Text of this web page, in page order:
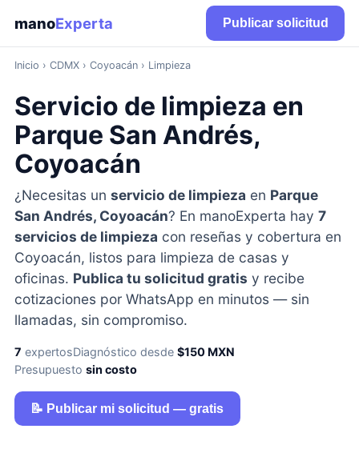
manoExperta Publicar solicitud
Inicio › CDMX› Coyoacán › Limpieza
Servicio de limpieza en
Parque San Andrés,
Coyoacán
¿Necesitas un servicio de limpieza en Parque
San Andrés, Coyoacán? En manoExperta hay 7
servicios de limpieza con reseñas y cobertura en
Coyoacán, listos para limpieza de casas y
oficinas. Publica tu solicitud gratis y recibe
cotizaciones por WhatsApp en minutos — sin
llamadas, sin compromiso.
7 expertosDiagnóstico desde $150 MXN
Presupuesto sin costo
📝 Publicar mi solicitud — gratis